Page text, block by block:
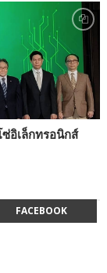
ซ่อิเล็กทรอนิกส์
FACEBOOK